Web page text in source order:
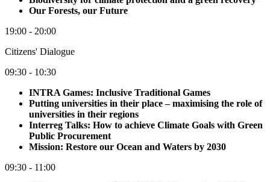
Our Forests, our Future
19:00 - 20:00
Citizens' Dialogue
09:30 - 10:30
INTRA Games: Inclusive Traditional Games
Putting universities in their place – maximising the role of
universities in their regions
Interreg Talks: How to achieve Climate Goals with Green
Public Procurement
Mission: Restore our Ocean and Waters by 2030
09:30 - 11:00